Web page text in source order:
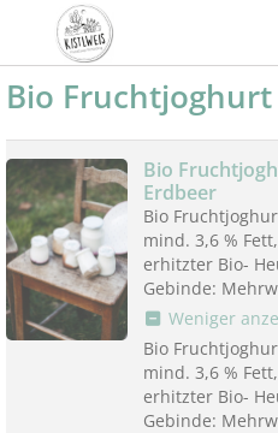
Bio
Bio
Erdbeer
Bio
mind. 3,6 %
erhitzter Bio-
Gebinde:
Weniger
Bio
mind. 3,6 %
erhitzter Bio-
Gebinde: